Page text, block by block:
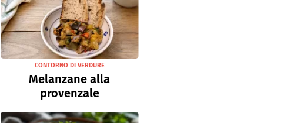
CONTORNO DI VERDURE
Melanzane alla
provenzale